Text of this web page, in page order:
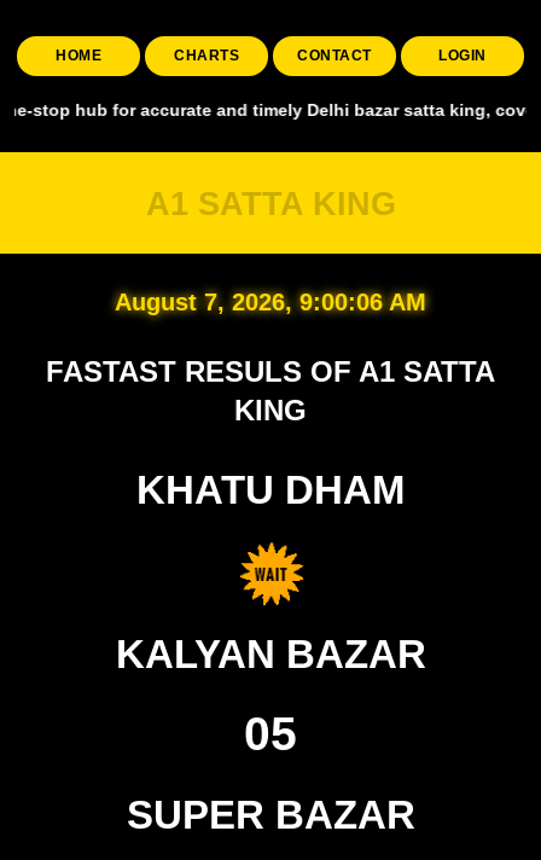
HOME CHARTS CONTACT LOGIN
hub for accurate and timely Delhi bazar satta king, covering
A1 SATTA KING
August 7, 2026, 9:00:07 AM
FASTAST RESULS OF A1 SATTA
KING
KHATU DHAM
KALYAN BAZAR
05
SUPER BAZAR